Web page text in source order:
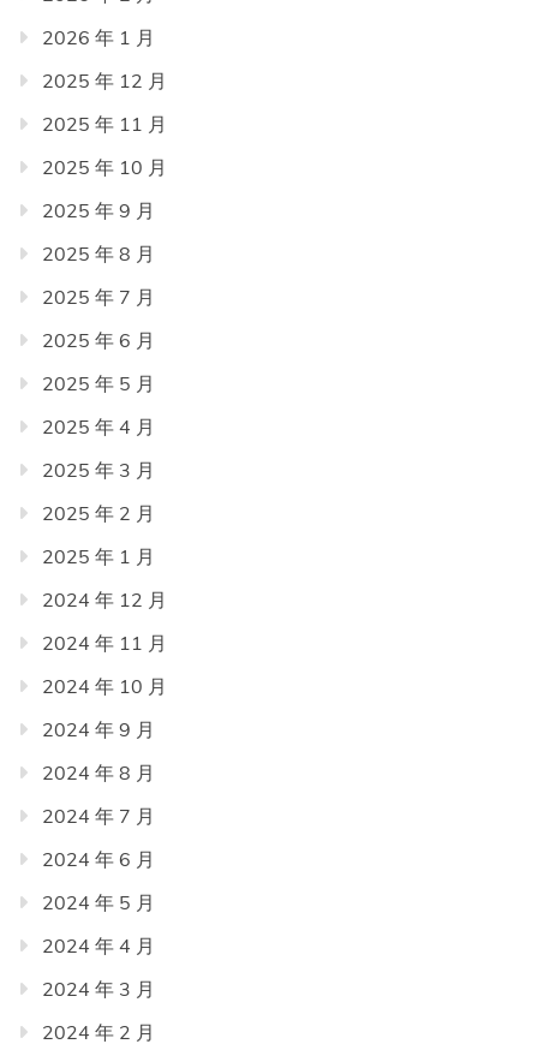
2026 年 1 月
2025 年 12 月
2025 年 11 月
2025 年 10 月
2025 年 9 月
2025 年 8 月
2025 年 7 月
2025 年 6 月
2025 年 5 月
2025 年 4 月
2025 年 3 月
2025 年 2 月
2025 年 1 月
2024 年 12 月
2024 年 11 月
2024 年 10 月
2024 年 9 月
2024 年 8 月
2024 年 7 月
2024 年 6 月
2024 年 5 月
2024 年 4 月
2024 年 3 月
2024 年 2 月